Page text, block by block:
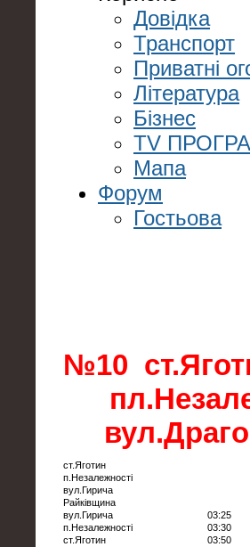
Довідка
Транспорт
Приватні
Література
Бізнес
TV
Мапа
Форум
Гостьова
№10
ст.Яготин
п.Незалежності
вул.Гирича
Райківщина
вул.Гирича
03:25
п.Незалежності
03:30
ст.Яготин
03:50